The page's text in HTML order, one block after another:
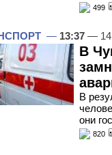
499
— 13:37 —
В
В
они
820